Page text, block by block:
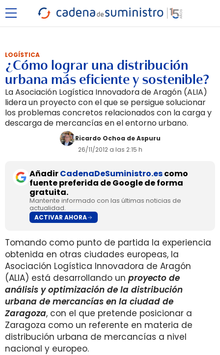
LOGÍSTICA
¿Cómo lograr una distribución
urbana más eficiente y sostenible?
La Asociación Logística Innovadora de Aragón (ALIA)
lidera un proyecto con el que se persigue solucionar
los problemas concretos relacionados con la carga y
descarga de mercancías en el entorno urbano.
Ricardo Ochoa de Aspuru
26/11/2012 a las 2:15 h
AñadirCadenaDeSuministro.escomo
fuente preferida de Google de forma
gratuita.
Mantente informado con las últimas noticias de
actualidad.
ACTIVAR AHORA
Tomando como punto de partida la experiencia
obtenida en otras ciudades europeas, la
Asociación Logística Innovadora de Aragón
(ALIA) está desarrollando un proyecto de
análisis y optimización de la distribución
urbana de mercancías en la ciudad de
Zaragoza, con el que pretende posicionar a
Zaragoza como un referente en materia de
distribución urbana de mercancías a nivel
nacional y europeo.